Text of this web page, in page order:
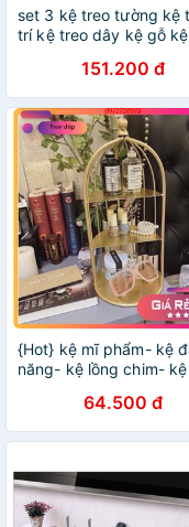
set 3 kệ treo tường kệ
trí kệ treo dây kệ gỗ kệ
151.200 đ
{Hot} kệ mĩ phẩm- kệ
năng- kệ lồng chim- kệ
64.500 đ